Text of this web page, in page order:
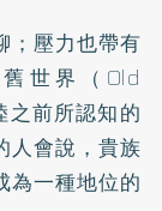
；壓力也帶有
世界（Old
之前所認知的
人會說，貴族
為一種地位的